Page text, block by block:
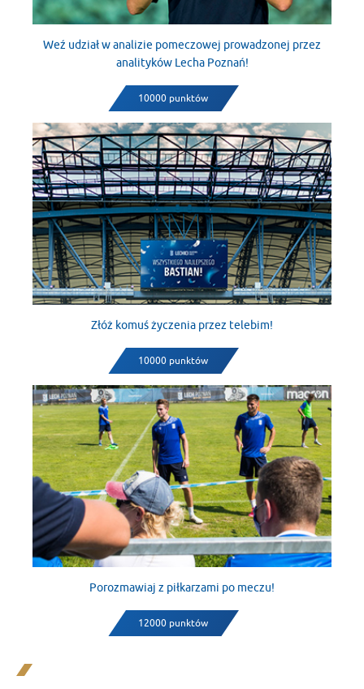
Weź udział w analizie pomeczowej prowadzonej przez
analityków Lecha Poznań!
10000 punktów
Złóż komuś życzenia przez telebim!
10000 punktów
Porozmawiaj z piłkarzami po meczu!
12000 punktów